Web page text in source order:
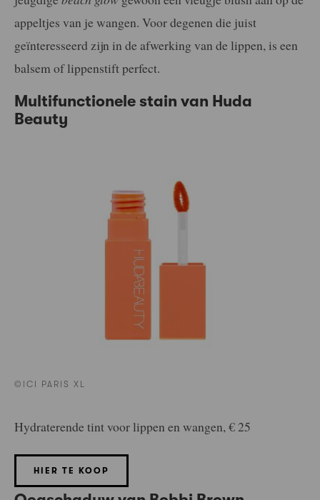
appeltjes van je wangen. Voor degenen die juist
geïnteresseerd zijn in de afwerking van de lippen, is een
balsem of lippenstift perfect.
Multifunctionele stain van Huda
Beauty
©ICI PARIS XL
Hydraterende tint voor lippen en wangen, € 25
HIER TE KOOP